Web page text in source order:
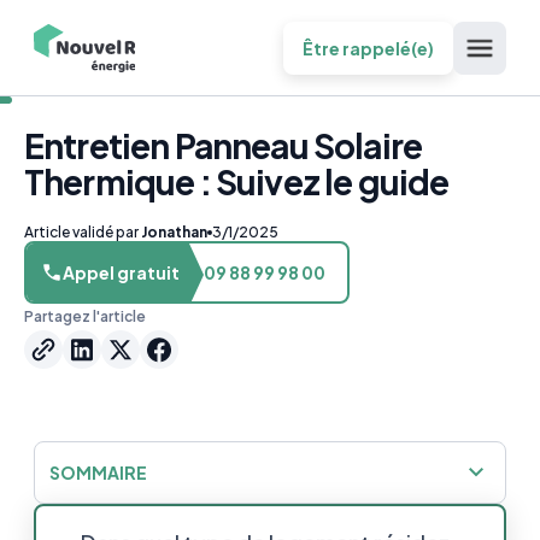
Être rappelé(e)
Entretien Panneau Solaire
Thermique : Suivez le guide
Article validé par Jonathan 3/1/2025
Appel gratuit 09 88 99 98 00
Partagez l'article
SOMMAIRE
Comment savoir si un panneau solaire